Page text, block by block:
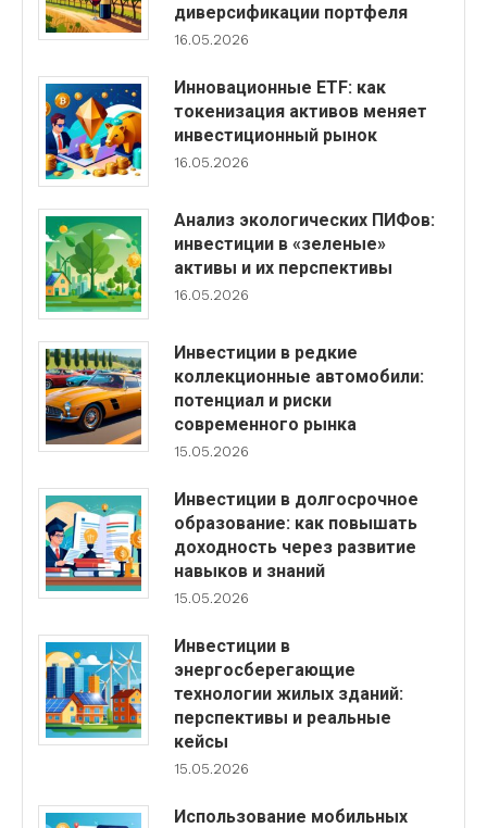
диверсификации портфеля
16.05.2026
Инновационные ETF: как
токенизация активов меняет
инвестиционный рынок
16.05.2026
Анализ экологических ПИФов:
инвестиции в «зеленые»
активы и их перспективы
16.05.2026
Инвестиции в редкие
коллекционные автомобили:
потенциал и риски
современного рынка
15.05.2026
Инвестиции в долгосрочное
образование: как повышать
доходность через развитие
навыков и знаний
15.05.2026
Инвестиции в
энергосберегающие
технологии жилых зданий:
перспективы и реальные
кейсы
15.05.2026
Использование мобильных